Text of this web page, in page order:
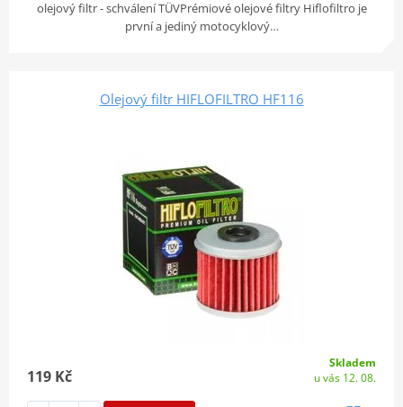
olejový filtr - schválení TÜVPrémiové olejové filtry Hiflofiltro je
první a jediný motocyklový…
Olejový filtr HIFLOFILTRO HF116
119 Kč
Skladem
u vás 12. 08.